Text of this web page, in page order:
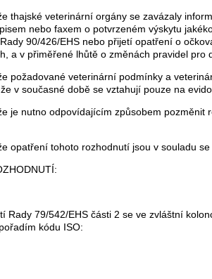
thajské veterinární orgány se zavázaly
nebo faxem o potvrzeném výskytu
90/426/EHS nebo přijetí opatření o
a v přiměřené lhůtě o změnách pravidel pro
požadované veterinární podmínky a
v současné době se vztahují pouze na
je nutno odpovídajícím způsobem pozměnit
opatření tohoto rozhodnutí jsou v souladu
Rady 79/542/EHS části 2 se ve zvláštní
kódu ISO: